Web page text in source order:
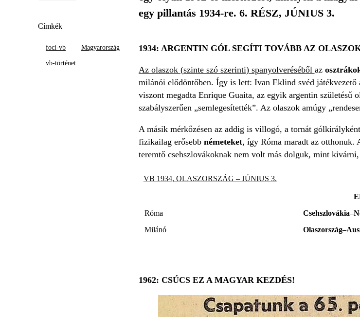
Címkék
foci-vb Magyarország
vb-történet
egy pillantás 1934-re. 6. RÉSZ, JÚNIUS 3.
1934: ARGENTIN GÓL SEGÍTI TOVÁBB AZ
Az olaszok (szinte szó szerinti) spanyolveréséből az
milánói elődöntőben. Így is lett: Ivan Eklind svéd
viszont megadta Enrique Guaita, az egyik argentin születésű
szabályszerűen „semlegesítették”. Az olaszok amúgy
A másik mérkőzésen az addig is villogó, a tornát
fizikailag erősebb németeket, így Róma maradt az otthonuk.
teremtő csehszlovákoknak nem volt más dolguk, mint
Róma
Milánó
VB 1934, OLASZORSZÁG – JÚNIUS 3.
1962: CSÚCS EZ A MAGYAR KEZDÉS!